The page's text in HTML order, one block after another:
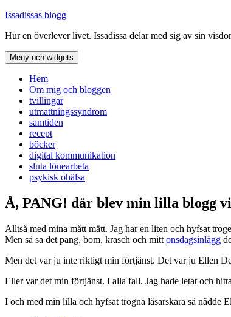
Hoppa
innehåll
Issadissas blogg
Hur en överlever livet. Issadissa delar med sig av sin
Meny och widgets
Hem
Om mig och bloggen
tvillingar
utmattningssyndrom
samtiden
recept
böcker
digital kommunikation
sluta lönearbeta
psykisk ohälsa
Å, PANG! där blev min lilla blogg
Alltså med mina mått mätt. Jag har en liten och hyfsat
Men så sa det pang, bom, krasch och mitt onsdagsinlägg
Men det var ju inte riktigt min förtjänst. Det var ju Ellen
Eller var det min förtjänst. I alla fall. Jag hade letat och
I och med min lilla och hyfsat trogna läsarskara så nådde